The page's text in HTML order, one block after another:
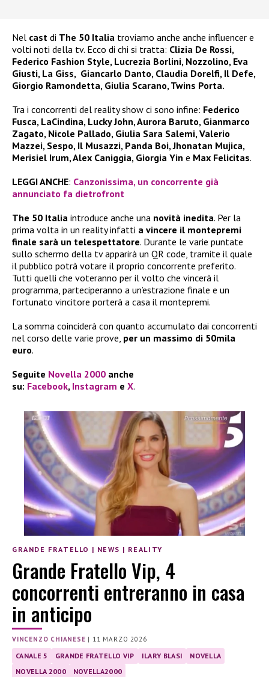
Nel cast di The 50 Italia troviamo anche anche influencer e
volti noti della tv. Ecco di chi si tratta: Clizia De Rossi,
Federico Fashion Style, Lucrezia Borlini, Nozzolino, Eva
Giusti, La Giss, Giancarlo Danto, Claudia Dorelfi, Il Defe,
Giorgio Ramondetta, Giulia Scarano, Twins Porta.
Tra i concorrenti del reality show ci sono infine: Federico
Fusca, LaCindina, Lucky John, Aurora Baruto, Gianmarco
Zagato, Nicole Pallado, Giulia Sara Salemi, Valerio
Mazzei, Sespo, Il Musazzi, Panda Boi, Jhonatan Mujica,
Merisiel Irum, Alex Caniggia, Giorgia Yin e Max Felicitas.
LEGGI ANCHE: Canzonissima, un concorrente già
annunciato fa dietrofront
The 50 Italia introduce anche una novità inedita. Per la
prima volta in un reality infatti a vincere il montepremi
finale sarà un telespettatore. Durante le varie puntate
sullo schermo della tv apparirà un QR code, tramite il quale
il pubblico potrà votare il proprio concorrente preferito.
Tutti quelli che voteranno per il volto che vincerà il
programma, parteciperanno a un’estrazione finale e un
fortunato vincitore porterà a casa il montepremi.
La somma coinciderà con quanto accumulato dai concorrenti
nel corso delle varie prove, per un massimo di 50mila
euro.
Seguite Novella 2000 anche
su: Facebook, Instagram e X.
GRANDE FRATELLO | NEWS | REALITY
Grande Fratello Vip, 4
concorrenti entreranno in casa
in anticipo
VINCENZO CHIANESE | 11 MARZO 2026
CANALE 5 GRANDE FRATELLO VIP ILARY BLASI
NOVELLA
NOVELLA 2000
NOVELLA2000